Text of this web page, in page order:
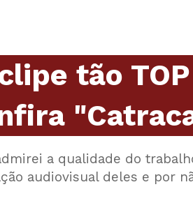
tão
a qualidade do
audiovisual deles e por